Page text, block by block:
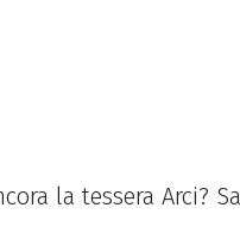
la tessera Arci?